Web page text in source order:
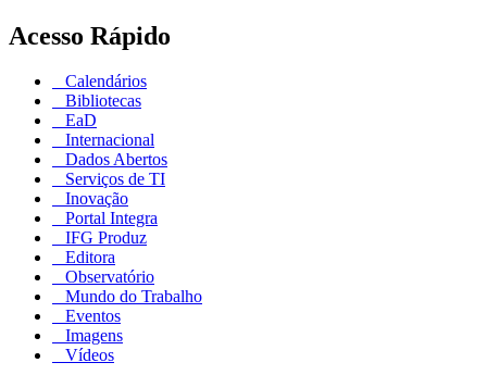
Acesso Rápido
Calendários
Bibliotecas
EaD
Internacional
Dados Abertos
Serviços de TI
Inovação
Portal Integra
IFG Produz
Editora
Observatório
Mundo do Trabalho
Eventos
Imagens
Vídeos